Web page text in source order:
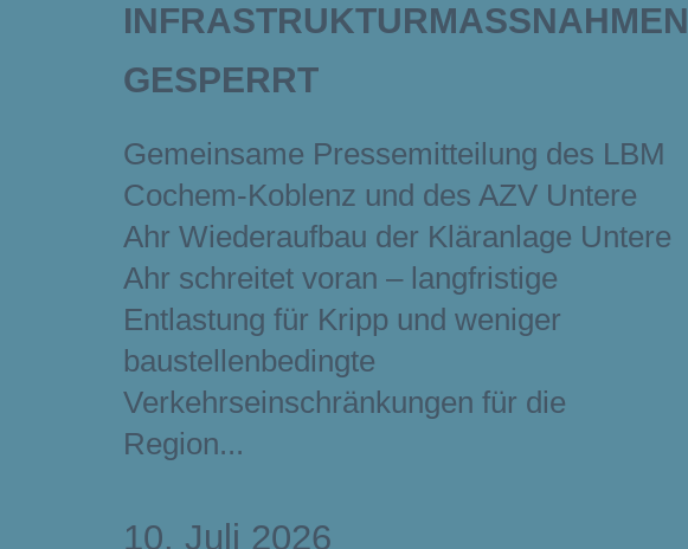
INFRASTRUKTURMASSNAHMEN G
ESPERRT
Gemeinsame Pressemitteilung des LBM
Cochem-Koblenz und des AZV Untere
Ahr Wiederaufbau der Kläranlage Untere
Ahr schreitet voran – langfristige
Entlastung für Kripp und weniger
baustellenbedingte
Verkehrseinschränkungen für die
Region
10. Juli 2026